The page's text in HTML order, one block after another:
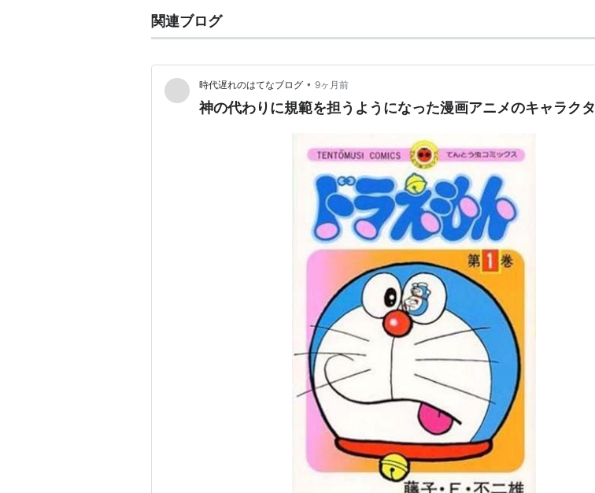
関連ブログ
時代遅れのはてなブログ • 9ヶ月前
神の代わりに規範を担うようになった漫画アニメのキャラクタ